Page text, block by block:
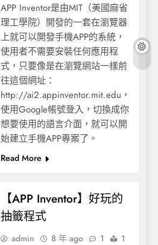
APP Inventor是由MIT（美國麻省
理工學院）開發的一套在瀏覽器
上就可以開發手機APP的系統，
使用者不需要安裝任何應用程
式，只要像是在瀏覽網站一樣前
往這個網址：
http://ai2.appinventor.mit.edu，
使用Google帳號登入，切換成你
想要使用的語言介面，就可以開
始建立手機APP專案了。
Read More
【APP Inventor】好玩的
抽籤程式
admin 8 年 ago 1
1